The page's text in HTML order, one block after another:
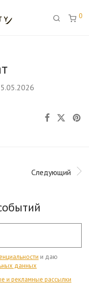
0
Следующий
и даю
данных
и рекламные рассылки